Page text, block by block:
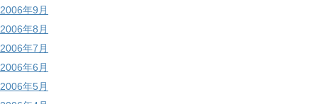
2006年9月
2006年8月
2006年7月
2006年6月
2006年5月